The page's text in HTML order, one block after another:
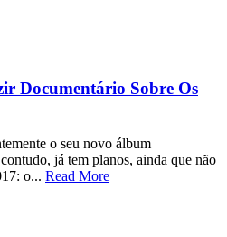
Documentário Sobre Os
o seu novo álbum
já tem planos, ainda que não
o... Read More